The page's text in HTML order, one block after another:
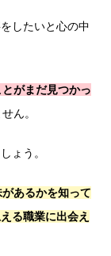
したいと心の中
がまだ見つかっ
ん。
ょう。
あるかを知って
る職業に出会え